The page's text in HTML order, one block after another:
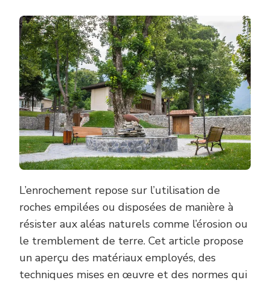
L’enrochement repose sur l’utilisation de
roches empilées ou disposées de manière à
résister aux aléas naturels comme l’érosion ou
le tremblement de terre. Cet article propose
un aperçu des matériaux employés, des
techniques mises en œuvre et des normes qui